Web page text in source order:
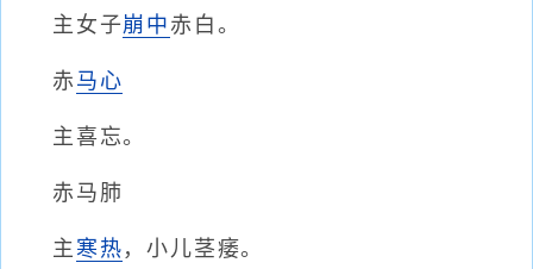
主女子崩中 赤白。
赤 马心
主喜忘。
赤马肺
主寒热 ，小儿茎痿。